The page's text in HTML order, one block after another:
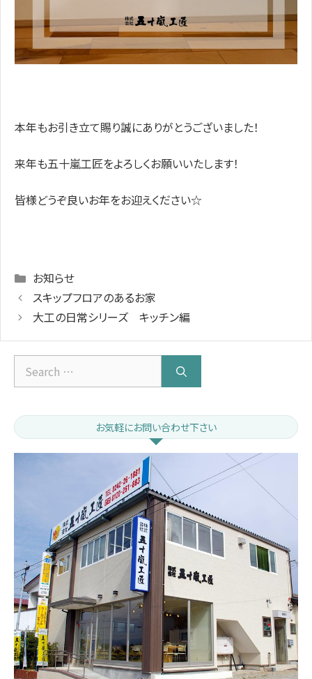
本年もお引き立て賜り誠にありがとうございました！
来年も五十嵐工匠をよろしくお願いいたします！
皆様どうぞ良いお年をお迎えください☆
Categories
お知らせ
スキップフロアのあるお家
大工の日常シリーズ キッチン編
Search
for:
お気軽にお問い合わせ下さい